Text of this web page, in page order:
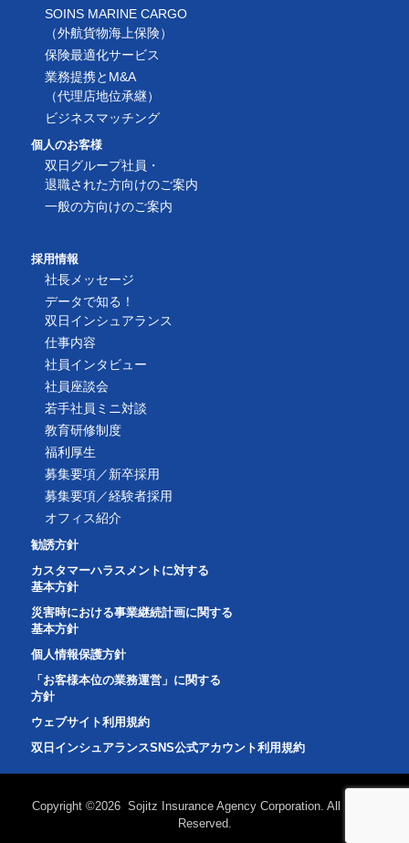
SOINS MARINE CARGO
（外航貨物海上保険）
保険最適化サービス
業務提携とM&A
（代理店地位承継）
ビジネスマッチング
個人のお客様
双日グループ社員・
退職された方向けのご案内
一般の方向けのご案内
採用情報
社長メッセージ
データで知る！
双日インシュアランス
仕事内容
社員インタビュー
社員座談会
若手社員ミニ対談
教育研修制度
福利厚生
募集要項／新卒採用
募集要項／経験者採用
オフィス紹介
勧誘方針
カスタマーハラスメントに対する
基本方針
災害時における事業継続計画に関する
基本方針
個人情報保護方針
「お客様本位の業務運営」に関する
方針
ウェブサイト利用規約
双日インシュアランスSNS公式アカウント利用規約
Copyright ©2026 Sojitz Insurance Agency Corporation. All Rights
Reserved.